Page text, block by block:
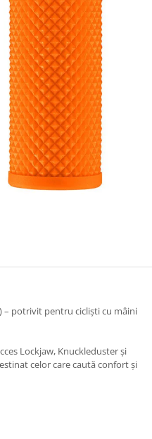
– potrivit pentru cicliști cu mâini
Lockjaw, Knuckleduster și
celor care caută confort și